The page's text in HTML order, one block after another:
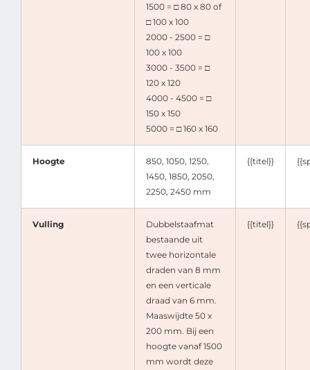
1500 = □ 80 x 80 of
□ 100 x 100
2000 - 2500 = □
100 x 100
3000 - 3500 = □
120 x 120
4000 - 4500 = □
150 x 150
5000 = □ 160 x 160
Hoogte
850, 1050, 1250,
1450, 1850, 2050,
2250, 2450 mm
{{titel}}
Vulling
Dubbelstaafmat
bestaande uit
twee horizontale
draden van 8 mm
en een verticale
draad van 6 mm.
Maaswijdte 50 x
200 mm. Bij een
hoogte vanaf 1500
mm wordt deze
{{titel}}